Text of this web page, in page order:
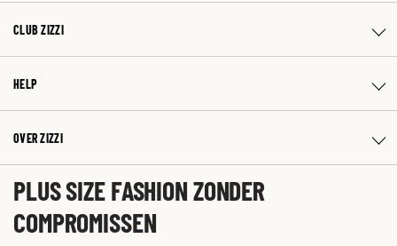
CLUB ZIZZI
HELP
OVER ZIZZI
PLUS SIZE FASHION ZONDER
COMPROMISSEN